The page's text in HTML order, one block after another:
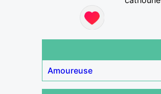
Amoureuse